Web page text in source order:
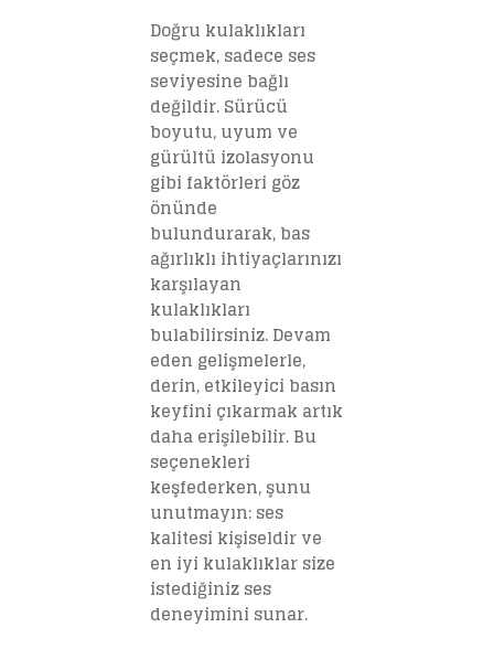
Doğru kulaklıkları
seçmek, sadece ses
seviyesine bağlı
değildir. Sürücü
boyutu, uyum ve
gürültü izolasyonu
gibi faktörleri göz
önünde
bulundurarak, bas
ağırlıklı ihtiyaçlarınızı
karşılayan
kulaklıkları
bulabilirsiniz. Devam
eden gelişmelerle,
derin, etkileyici basın
keyfini çıkarmak artık
daha erişilebilir. Bu
seçenekleri
keşfederken, şunu
unutmayın: ses
kalitesi kişiseldir ve
en iyi kulaklıklar size
istediğiniz ses
deneyimini sunar.